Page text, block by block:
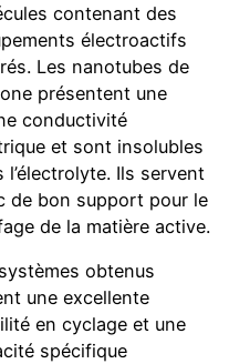
contenant des
électroactifs
Les nanotubes de
présentent une
conductivité
et sont insolubles
l’électrolyte. Ils servent
de bon support pour le
de la matière active.
obtenus
une excellente
en cyclage et une
spécifique